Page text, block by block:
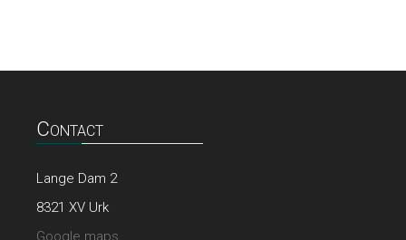
Contact
Lange Dam 2
8321 XV Urk